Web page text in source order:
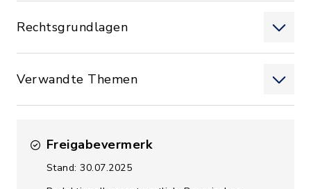
Rechtsgrundlagen
Verwandte Themen
Freigabevermerk
Stand: 30.07.2025